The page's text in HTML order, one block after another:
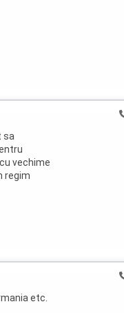
sa
vechime
regim
etc.